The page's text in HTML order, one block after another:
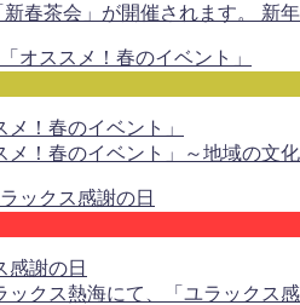
春茶会」が開催されます。 新
！春のイベント」
メ！春のイベント」～地域の
感謝の日
ックス熱海にて、「ユラックス